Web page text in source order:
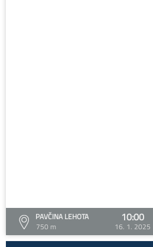
PAVČINA LEHOTA
750 m
10:00
16. 1. 2025